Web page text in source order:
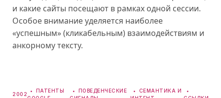
и какие сайты посещают в рамках одной сессии.
Особое внимание уделяется наиболее
«успешным» (кликабельным) взаимодействиям и
анкорному тексту.
2002
ПАТЕНТЫ
ПОВЕДЕНЧЕСКИЕ
СЕМАНТИКА И